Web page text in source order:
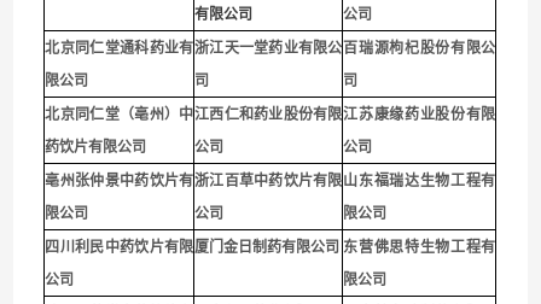
有限公司
公司
北京同仁堂通科药业有
限公司
浙江天一堂药业有限公
司
百瑞源枸杞股份有限公
司
北京同仁堂（亳州）中
药饮片有限公司
江西仁和药业股份有限
公司
江苏康缘药业股份有限
公司
亳州张仲景中药饮片有
限公司
浙江百草中药饮片有限
公司
山东福瑞达生物工程有
限公司
四川利民中药饮片有限
公司
厦门金日制药有限公司 东营佛思特生物工程有
限公司